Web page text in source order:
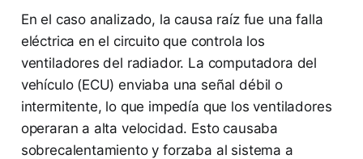
En el caso analizado, la causa raíz fue una falla
eléctrica en el circuito que controla los
ventiladores del radiador. La computadora del
vehículo (ECU) enviaba una señal débil o
intermitente, lo que impedía que los ventiladores
operaran a alta velocidad. Esto causaba
sobrecalentamiento y forzaba al sistema a